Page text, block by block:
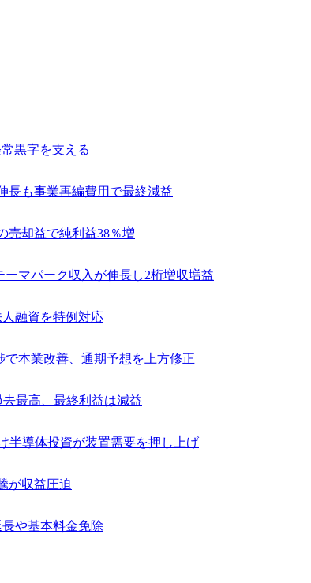
黒字を支える
も事業再編費用で最終減益
売却益で純利益38％増
マパーク収入が伸長し2桁増収増益
融資を特例対応
本業改善、通期予想を上方修正
最高、最終利益は減益
導体投資が装置需要を押し上げ
が収益圧迫
や基本料金免除